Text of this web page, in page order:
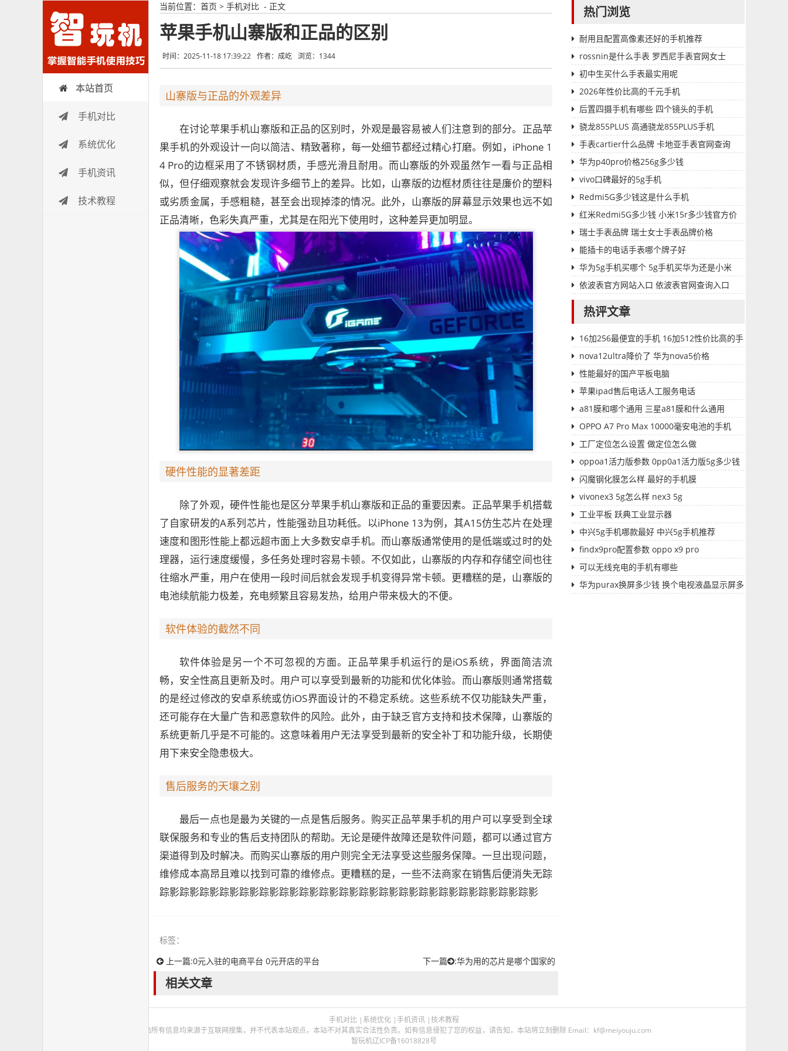
智玩机 本站首页
手机对比
系统优化
手机资讯
技术教程
当前位置： 首页 > 手机对比 - 正文
苹果手机山寨版和正品的区别
时间：2025-11-18 17:39:22 作者：成屹 浏览：1344
山寨版与正品的外观差异
在讨论苹果手机山寨版和正品的区别时，外观是最容易被人们注意到的部分。正品苹
果手机的外观设计一向以简洁、精致著称，每一处细节都经过精心打磨。例如，iPhone 1
4 Pro的边框采用了不锈钢材质，手感光滑且耐用。而山寨版的外观虽然乍一看与正品相
似，但仔细观察就会发现许多细节上的差异。比如，山寨版的边框材质往往是廉价的塑料
或劣质金属，手感粗糙，甚至会出现掉漆的情况。此外，山寨版的屏幕显示效果也远不如
正品清晰，色彩失真严重，尤其是在阳光下使用时，这种差异更加明显。
硬件性能的显著差距
除了外观，硬件性能也是区分苹果手机山寨版和正品的重要因素。正品苹果手机搭载
了自家研发的A系列芯片，性能强劲且功耗低。以iPhone 13为例，其A15仿生芯片在处理
速度和图形性能上都远超市面上大多数安卓手机。而山寨版通常使用的是低端或过时的处
理器，运行速度缓慢，多任务处理时容易卡顿。不仅如此，山寨版的内存和存储空间也往
往缩水严重，用户在使用一段时间后就会发现手机变得异常卡顿。更糟糕的是，山寨版的
电池续航能力极差，充电频繁且容易发热，给用户带来极大的不便。
软件体验的截然不同
软件体验是另一个不可忽视的方面。正品苹果手机运行的是iOS系统，界面简洁流
畅，安全性高且更新及时。用户可以享受到最新的功能和优化体验。而山寨版则通常搭载
的是经过修改的安卓系统或仿iOS界面设计的不稳定系统。这些系统不仅功能缺失严重，
还可能存在大量广告和恶意软件的风险。此外，由于缺乏官方支持和技术保障，山寨版的
系统更新几乎是不可能的。这意味着用户无法享受到最新的安全补丁和功能升级，长期使
用下来安全隐患极大。
售后服务的天壤之别
最后一点也是最为关键的一点是售后服务。购买正品苹果手机的用户可以享受到全球
联保服务和专业的售后支持团队的帮助。无论是硬件故障还是软件问题，都可以通过官方
渠道得到及时解决。而购买山寨版的用户则完全无法享受这些服务保障。一旦出现问题，
维修成本高昂且难以找到可靠的维修点。更糟糕的是，一些不法商家在销售后便消失无踪
踪影踪影踪影踪影踪影踪影踪影踪影踪影踪影踪影踪影踪影踪影踪影踪影踪影踪影踪影
标签：
上一篇:0元入驻的电商平台 0元开店的平台 下一篇 :华为用的芯片是哪个国家的
相关文章
热门浏览
耐用且配置高像素还好的手机推荐
rossnin是什么手表 罗西尼手表官网女士
初中生买什么手表最实用呢
2026年性价比高的千元手机
后置四摄手机有哪些 四个镜头的手机
骁龙855PLUS 高通骁龙855PLUS手机
手表cartier什么品牌 卡地亚手表官网查询
华为p40pro价格256g多少钱
vivo口碑最好的5g手机
Redmi5G多少钱这是什么手机
红米Redmi5G多少钱 小米15r多少钱官方价
格瑞士手表品牌 瑞士女士手表品牌价格
能插卡的电话手表哪个牌子好
华为5g手机买哪个 5g手机买华为还是小米
依波表官方网站入口 依波表官网查询入口
热评文章
16加256最便宜的手机 16加512性价比高的手
机 nova12ultra降价了 华为nova5价格
性能最好的国产平板电脑
苹果ipad售后电话人工服务电话
a81膜和哪个通用 三星a81膜和什么通用
OPPO A7 Pro Max 10000毫安电池的手机
工厂定位怎么设置 做定位怎么做
oppoa1活力版参数 0pp0a1活力版5g多少钱
闪魔钢化膜怎么样 最好的手机膜
vivonex3 5g怎么样 nex3 5g
工业平板 跃典工业显示器
中兴5g手机哪款最好 中兴5g手机推荐
findx9pro配置参数 oppo x9 pro
可以无线充电的手机有哪些
华为purax换屏多少钱 换个电视液晶显示屏多
手机对比 | 系统优化 |手机资讯 |技术教程
本站所有信息均来源于互联网搜集，并不代表本站观点，本站不对其真实合法性负责。如有信息侵犯了您的权益，请告知，本站将立刻删除 Email：kf@meiyouju.com
智玩机辽ICP备16018828号